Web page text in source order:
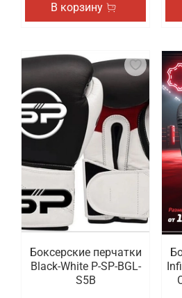
В корзину
Боксерские перчатки
Black-White P-SP-BGL-
S5B